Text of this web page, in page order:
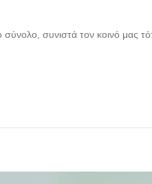
σύνολο, συνιστά τον κοινό μας